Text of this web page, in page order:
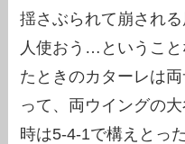
揺さぶられて崩され
人使おう…というこ
たときのカターレは
って、両ウイングの
時は5-4-1で構えとっ